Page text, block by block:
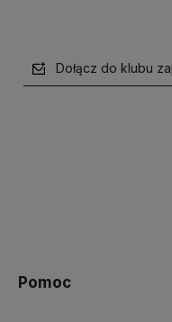
Dołącz do klubu
Pomoc